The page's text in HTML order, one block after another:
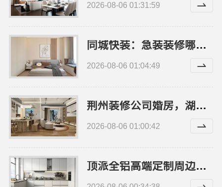
2026-08-06 01:31:59
同城快装：急装装修哪家快品质施工有保证
2026-08-06 01:04:49
荆州装修公司婚房，湖北百年米莱空间美学装饰材料有限公司
2026-08-06 01:00:42
顶派全铝高端定制周边高端定制装修报价明细